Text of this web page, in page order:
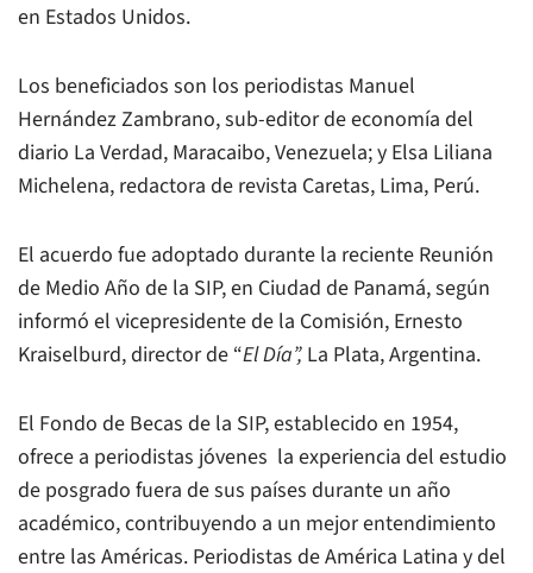
en Estados Unidos.
Los beneficiados son los periodistas Manuel
Hernández Zambrano, sub-editor de economía del
diario La Verdad, Maracaibo, Venezuela; y Elsa Liliana
Michelena, redactora de revista Caretas, Lima, Perú.
El acuerdo fue adoptado durante la reciente Reunión
de Medio Año de la SIP, en Ciudad de Panamá, según
informó el vicepresidente de la Comisión, Ernesto
Kraiselburd, director de “El Día”, La Plata, Argentina.
El Fondo de Becas de la SIP, establecido en 1954,
ofrece a periodistas jóvenes la experiencia del estudio
de posgrado fuera de sus países durante un año
académico, contribuyendo a un mejor entendimiento
entre las Américas. Periodistas de América Latina y del